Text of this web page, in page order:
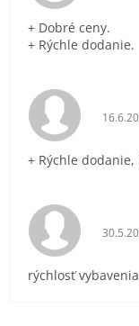
+ Dobré ceny.
+ Rýchle dodanie.
+ Rýchle
rýchlosť